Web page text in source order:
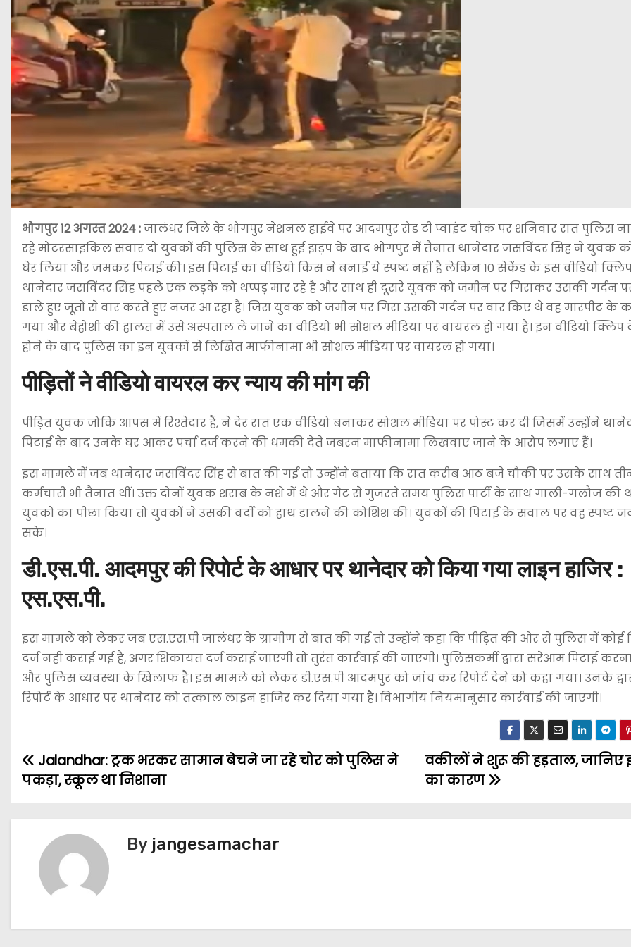
भोगपुर 12 अगस्त 2024 :जालंधर जिले के भोगपुर नेशनल हाईवे पर आदमपुर रोड टी प्वाइंट चौक पर शनिवार रात पुलिस
रहे मोटरसाइकिल सवार दो युवकों की पुलिस के साथ हुई झड़प के बाद भोगपुर में तैनात थानेदार जसविंदर सिंह ने युवक
घेर लिया और जमकर पिटाई की। इस पिटाई का वीडियो किस ने बनाई ये स्पष्ट नहीं है लेकिन 10 सेकेंड के इस वीडियो
थानेदार जसविंदर सिंह पहले एक लड़के को थप्पड़ मार रहे है और साथ ही दूसरे युवक को जमीन पर गिराकर उसकी गर्दन
डाले हुए जूतों से वार करते हुए नजर आ रहा है। जिस युवक को जमीन पर गिरा उसकी गर्दन पर वार किए थे वह मारपीट के
गया और बेहोशी की हालत में उसे अस्पताल ले जाने का वीडियो भी सोशल मीडिया पर वायरल हो गया है। इन वीडियो
होने के बाद पुलिस का इन युवकों से लिखित माफीनामा भी सोशल मीडिया पर वायरल हो गया।
पीड़ितों ने वीडियो वायरल कर न्याय की मांग की
पीड़ित युवक जोकि आपस में रिश्तेदार हैं, ने देर रात एक वीडियो बनाकर सोशल मीडिया पर पोस्ट कर दी जिसमें उन्होंने
पिटाई के बाद उनके घर आकर पर्चा दर्ज करने की धमकी देते जबरन माफीनामा लिखवाए जाने के आरोप लगाए हैं।
इस मामले में जब थानेदार जसविंदर सिंह से बात की गई तो उन्होंने बताया कि रात करीब आठ बजे चौकी पर उसके साथ
कर्मचारी भी तैनात थीं। उक्त दोनों युवक शराब के नशे में थे और गेट से गुजरते समय पुलिस पार्टी के साथ गाली-गलौज की
युवकों का पीछा किया तो युवकों ने उसकी वर्दी को हाथ डालने की कोशिश की। युवकों की पिटाई के सवाल पर वह स्पष्ट
सके।
डी.एस.पी. आदमपुर की रिपोर्ट के आधार पर थानेदार को किया गया लाइन हाजिर :
एस.एस.पी.
इस मामले को लेकर जब एस.एस.पी जालंधर के ग्रामीण से बात की गई तो उन्होंने कहा कि पीड़ित की ओर से पुलिस में कोई
दर्ज नहीं कराई गई है, अगर शिकायत दर्ज कराई जाएगी तो तुरंत कार्रवाई की जाएगी। पुलिसकर्मी द्वारा सरेआम पिटाई
और पुलिस व्यवस्था के खिलाफ है। इस मामले को लेकर डी.एस.पी आदमपुर को जांच कर रिपोर्ट देने को कहा गया। उनके
रिपोर्ट के आधार पर थानेदार को तत्काल लाइन हाजिर कर दिया गया है। विभागीय नियमानुसार कार्रवाई की जाएगी।
वकीलों ने शुरू की हड़ताल, जानिए
का कारण
Jalandhar: ट्रक भरकर सामान बेचने जा रहे चोर को पुलिस ने
पकड़ा, स्कूल था निशाना
By jangesamachar